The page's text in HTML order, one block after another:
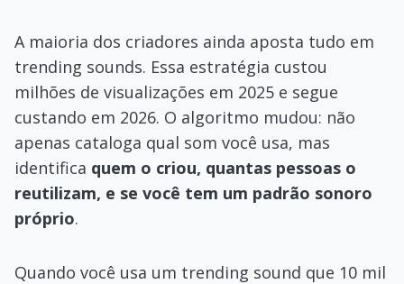
A maioria dos criadores ainda aposta tudo em
trending sounds. Essa estratégia custou
milhões de visualizações em 2025 e segue
custando em 2026. O algoritmo mudou: não
apenas cataloga qual som você usa, mas
identifica quem o criou, quantas pessoas o
reutilizam, e se você tem um padrão sonoro
próprio.
Quando você usa um trending sound que 10 mil